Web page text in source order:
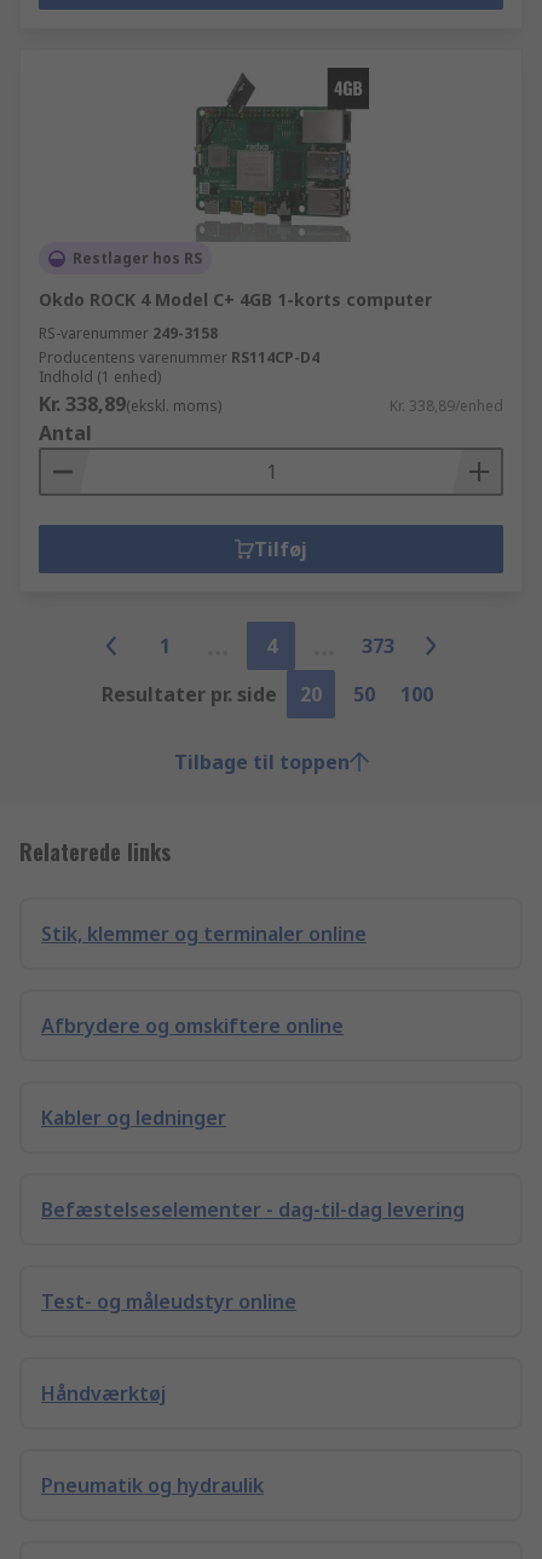
Restlager hos RS
Okdo ROCK 4 Model C+ 4GB 1-korts computer
RS-varenummer 249-3158
Producentens varenummer RS114CP-D4
Indhold (1 enhed)
Kr. 338,89(ekskl. moms) Kr. 338,89/enhed
Antal
Tilføj
1 4
373
Resultater pr. side
20 50 100
Tilbage til toppen
Relaterede links
Stik, klemmer og terminaler online
Afbrydere og omskiftere online
Kabler og ledninger
Befæstelseselementer - dag-til-dag levering
Test- og måleudstyr online
Håndværktøj
Pneumatik og hydraulik